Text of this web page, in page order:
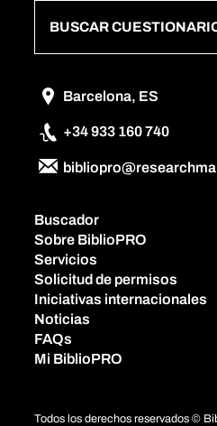
BUSCAR
Barcelona, ES
+34 933 160 740
Buscador
Sobre BiblioPRO
Servicios
Solicitud de permisos
Iniciativas internacionales
Noticias
FAQs
Mi BiblioPRO
Todos los derechos reservados ©